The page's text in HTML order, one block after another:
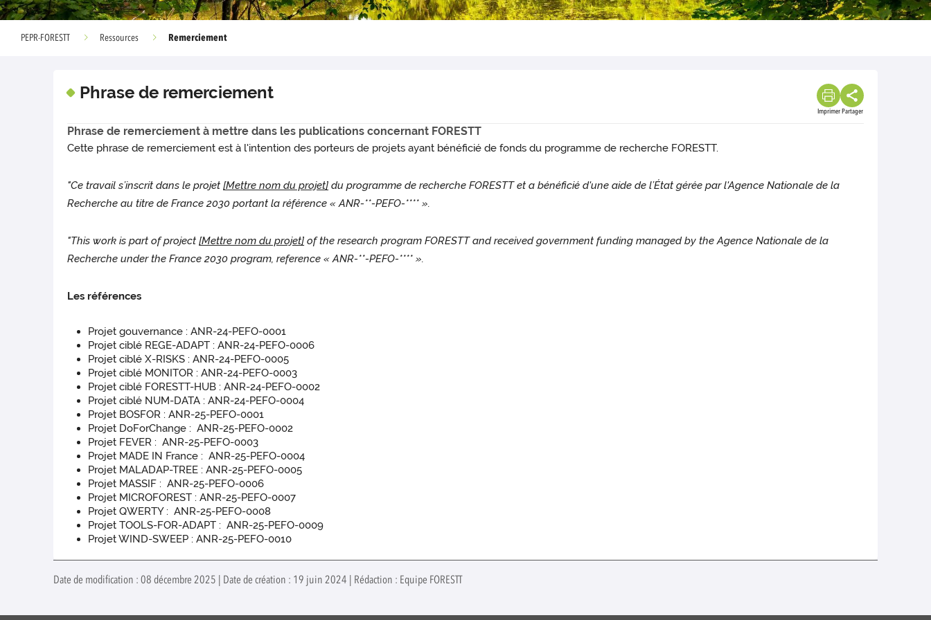
PEPR-FORESTT Ressources Remerciement
Phrase de remerciement
Imprimer Partager
Phrase de remerciement à mettre dans les publications concernant FORESTT
Cette phrase de remerciement est à l'intention des porteurs de projets ayant bénéficié de fonds du programme de recherche FORESTT.
"Ce travail s’inscrit dans le projet[Mettre nom du projet] du programme de recherche FORESTT et a bénéficié d'une aide de l’État gérée par l'Agence Nationale de la
Recherche au titre de France 2030 portant la référence « ANR-**-PEFO-**** ».
"This work is part of project[Mettre nom du projet] of the research program FORESTT and received government funding managed by the Agence Nationale de la
Recherche under the France 2030 program, reference « ANR-**-PEFO-**** ».
Les références
Projet gouvernance : ANR-24-PEFO-0001
Projet ciblé REGE-ADAPT : ANR-24-PEFO-0006
Projet ciblé X-RISKS : ANR-24-PEFO-0005
Projet ciblé MONITOR : ANR-24-PEFO-0003
Projet ciblé FORESTT-HUB : ANR-24-PEFO-0002
Projet ciblé NUM-DATA : ANR-24-PEFO-0004
Projet BOSFOR : ANR-25-PEFO-0001
Projet DoForChange : ANR-25-PEFO-0002
Projet FEVER : ANR-25-PEFO-0003
Projet MADE IN France : ANR-25-PEFO-0004
Projet MALADAP-TREE : ANR-25-PEFO-0005
Projet MASSIF : ANR-25-PEFO-0006
Projet MICROFOREST : ANR-25-PEFO-0007
Projet QWERTY : ANR-25-PEFO-0008
Projet TOOLS-FOR-ADAPT : ANR-25-PEFO-0009
Projet WIND-SWEEP : ANR-25-PEFO-0010
Date de modification : 08 décembre 2025 | Date de création : 19 juin 2024 | Rédaction : Equipe FORESTT